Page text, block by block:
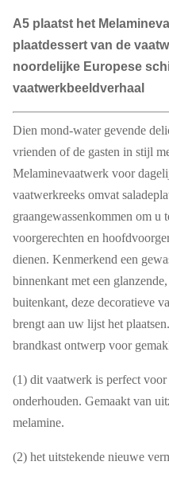
A5 plaatst het
plaatdessert van de
noordelijke Europese
vaatwerkbeeldverhaal
Dien mond-water gevende
vrienden of de gasten in stijl
Melaminevaatwerk voor
vaatwerkreeks omvat
graangewassenkommen om u
voorgerechten en
dienen. Kenmerkend een
binnenkant met een
buitenkant, deze decoratieve
brengt aan uw lijst het
brandkast ontwerp voor
(1) dit vaatwerk is perfect
onderhouden. Gemaakt van
melamine.
(2) het uitstekende nieuwe